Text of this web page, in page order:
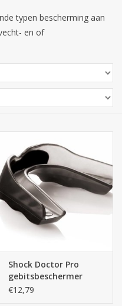
typen bescherming aan
en of
Shock Doctor Pro
gebitsbeschermer
€12,79